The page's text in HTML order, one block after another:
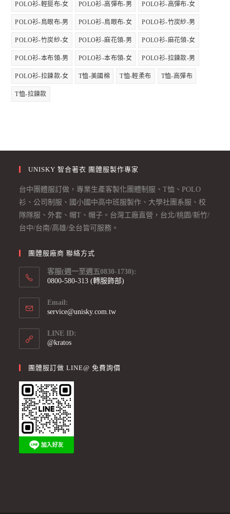
POLO衫-輕挺布-女 POLO衫-高彈布-男 POLO衫-高彈布-女
POLO衫-鳥眼布-男 POLO衫-鳥眼布-女 POLO衫-竹炭紗-男
POLO衫-竹炭紗-女 POLO衫-麻花領-男 POLO衫-麻花領-女
POLO衫-本布領-男 POLO衫-本布領-女 POLO衫-拉鍊款-男
POLO衫-拉鍊款-女 T恤-美國棉 T恤-輕柔布 T恤-高彈布
T恤-拉鍊款
UNISKY 智合著衣 團體服製作專家
台中團體服訂做，專業生產客製化團體制服、T恤、POLO
衫、公司制服、國小國中高中班服製作、大學社團系服、校
隊隊服、外套、帽T、帽子。台灣工廠直營，台北/桃園/新竹/
台中/台南/高雄/全台皆可服務。
團體服廠商 聯絡方式
客服(週一至週五0830-1730):
0800-580-313 (轉服飾部)
Email:
service@unisky.com.tw
LINE ID:
@kratos
團體服訂做 LINE@ 免費詢價